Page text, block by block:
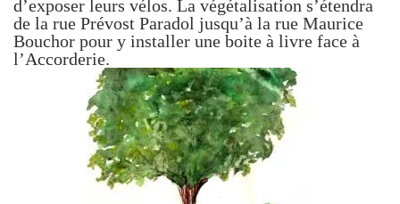
d’exposer leurs vélos. La végétalisation s’étendra
de la rue Prévost Paradol jusqu’à la rue Maurice
Bouchor pour y installer une boite à livre face à
l’Accorderie.